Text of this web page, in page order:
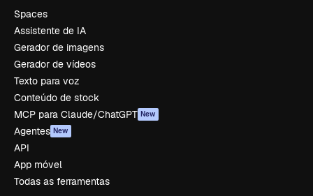
Spaces
Assistente de IA
Gerador de imagens
Gerador de vídeos
Texto para voz
Conteúdo de stock
MCP para Claude/ChatGPT New
Agentes New
API
App móvel
Todas as ferramentas